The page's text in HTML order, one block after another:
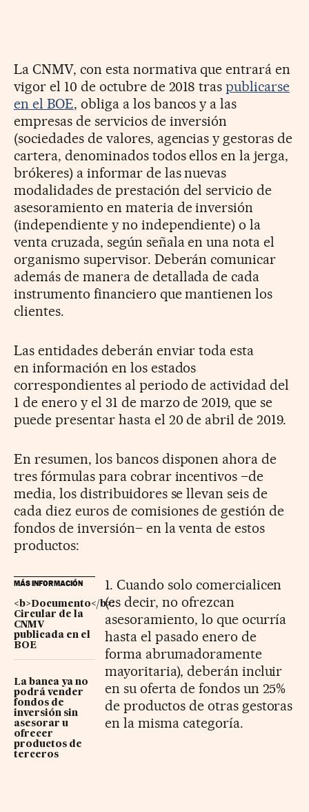
La CNMV, con esta normativa que entrará en
vigor el 10 de octubre de 2018 traspublicarse
en el BOE, obliga a los bancos y a las
empresas de servicios de inversión
(sociedades de valores, agencias y gestoras de
cartera, denominados todos ellos en la jerga,
brókeres) a informar de las nuevas
modalidades de prestación del servicio de
asesoramiento en materia de inversión
(independiente y no independiente) o la
venta cruzada, según señala en una nota el
organismo supervisor. Deberán comunicar
además de manera de detallada de cada
instrumento financiero que mantienen los
clientes.
Las entidades deberán enviar toda esta
en información en los estados
correspondientes al periodo de actividad del
1 de enero y el 31 de marzo de 2019, que se
puede presentar hasta el 20 de abril de 2019.
En resumen, los bancos disponen ahora de
tres fórmulas para cobrar incentivos –de
media, los distribuidores se llevan seis de
cada diez euros de comisiones de gestión de
fondos de inversión– en la venta de estos
productos:
MÁS INFORMACIÓN
<b>Documento</b>:
Circular de la
CNMV
publicada en el
BOE
La banca ya no
podrá vender
fondos de
inversión sin
asesorar u
ofrecer
productos de
terceros
1. Cuando solo comercialicen
(es decir, no ofrezcan
asesoramiento, lo que ocurría
hasta el pasado enero de
forma abrumadoramente
mayoritaria), deberán incluir
en su oferta de fondos un 25%
de productos de otras gestoras
en la misma categoría.